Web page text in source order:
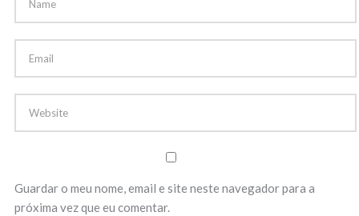
Guardar o meu nome, email e site neste navegador para a
próxima vez que eu comentar.